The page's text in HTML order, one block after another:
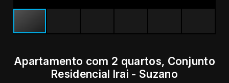
Apartamento com 2 quartos, Conjunto
Residencial Irai - Suzano